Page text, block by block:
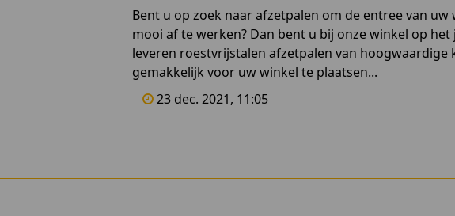
Bent u op zoek naar afzetpalen om de entree van
mooi af te werken? Dan bent u bij onze winkel op het
leveren roestvrijstalen afzetpalen van hoogwaardige
gemakkelijk voor uw winkel te plaatsen...
23 dec. 2021, 11:05